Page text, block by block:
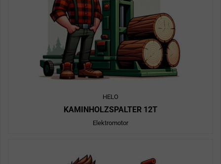
HELO
KAMINHOLZSPALTER 12T
Elektromotor